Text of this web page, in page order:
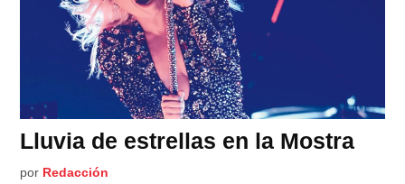
Lluvia de estrellas en la Mostra
por Redacción